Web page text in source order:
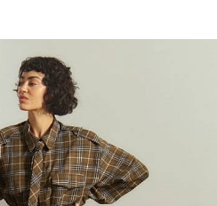
ir svarbiausius